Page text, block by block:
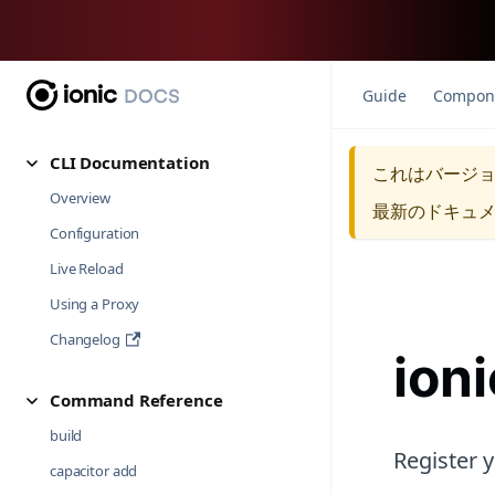
CLI Documentation
Overview
Configuration
Live Reload
Using a Proxy
Changelog
Command Reference
build
capacitor add
Guide
これはバージ
最新のドキュ
Register